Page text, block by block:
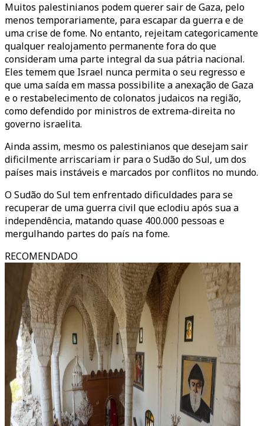
Muitos palestinianos podem querer sair de Gaza, pelo
menos temporariamente, para escapar da guerra e de
uma crise de fome. No entanto, rejeitam categoricamente
qualquer realojamento permanente fora do que
consideram uma parte integral da sua pátria nacional.
Eles temem que Israel nunca permita o seu regresso e
que uma saída em massa possibilite a anexação de Gaza
e o restabelecimento de colonatos judaicos na região,
como defendido por ministros de extrema-direita no
governo israelita.
Ainda assim, mesmo os palestinianos que desejam sair
dificilmente arriscariam ir para o Sudão do Sul, um dos
países mais instáveis e marcados por conflitos no mundo.
O Sudão do Sul tem enfrentado dificuldades para se
recuperar de uma guerra civil que eclodiu após sua a
independência, matando quase 400.000 pessoas e
mergulhando partes do país na fome.
RECOMENDADO